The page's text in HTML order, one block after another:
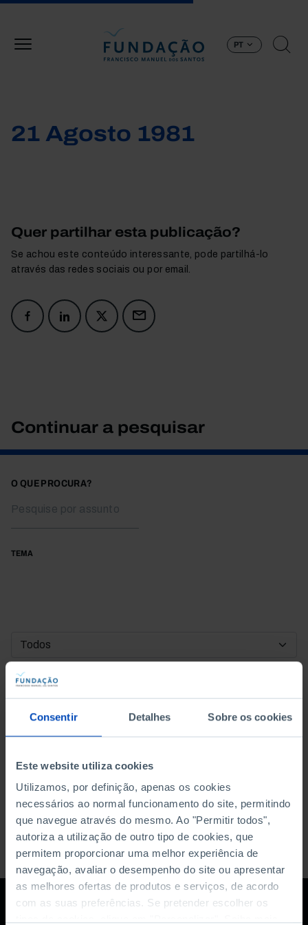
Consentir Detalhes Sobre os cookies
Este website utiliza cookies
Utilizamos, por definição, apenas os cookies
necessários ao normal funcionamento do site, permitindo
que navegue através do mesmo. Ao "Permitir todos",
autoriza a utilização de outro tipo de cookies, que
permitem proporcionar uma melhor experiência de
navegação, avaliar o desempenho do site ou apresentar
as melhores ofertas de produtos e serviços, de acordo
com as suas preferências. Se pretender escolher os
PT
21 Agosto 1981
Quer partilhar esta publicação?
Se achou este conteúdo interessante, pode partilhá-lo
através das redes sociais ou por email.
Continuar a pesquisar
O QUE PROCURA?
TEMA
DATA DE INÍCIO
DATA DE FIM